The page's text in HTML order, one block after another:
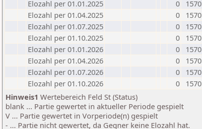
Elozahl per 01.01.2025
0
1570
Elozahl per 01.04.2025
0
1570
Elozahl per 01.07.2025
0
1570
Elozahl per 01.10.2025
0
1570
Elozahl per 01.01.2026
0
1570
Elozahl per 01.04.2026
0
1570
Elozahl per 01.07.2026
0
1570
Elozahl per 01.10.2026
0
1570
Hinweis1 Wertebereich Feld St (Status)
blank ... Partie gewertet in aktueller Periode gespielt
V ... Partie gewertet in Vorperiode(n) gespielt
- ... Partie nicht gewertet, da Gegner keine Elozahl hat.